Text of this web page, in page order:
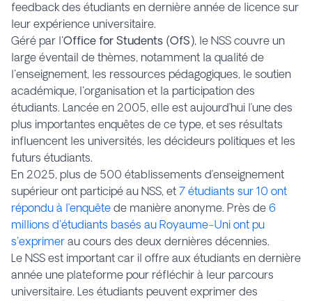
feedback des étudiants en dernière année de licence sur
leur expérience universitaire.
Géré par l'Office for Students (OfS), le NSS couvre un
large éventail de thèmes, notamment la qualité de
l'enseignement, les ressources pédagogiques, le soutien
académique, l'organisation et la participation des
étudiants. Lancée en 2005, elle est aujourd’hui l’une des
plus importantes enquêtes de ce type, et ses résultats
influencent les universités, les décideurs politiques et les
futurs étudiants.
En 2025, plus de 500 établissements d’enseignement
supérieur ont participé au NSS, et 7 étudiants sur 10 ont
répondu à l’enquête de manière anonyme. Près de 6
millions d'étudiants basés au Royaume-Uni ont pu
s'exprimer au cours des deux dernières décennies.
Le NSS est important car il offre aux étudiants en dernière
année une plateforme pour réfléchir à leur parcours
universitaire. Les étudiants peuvent exprimer des